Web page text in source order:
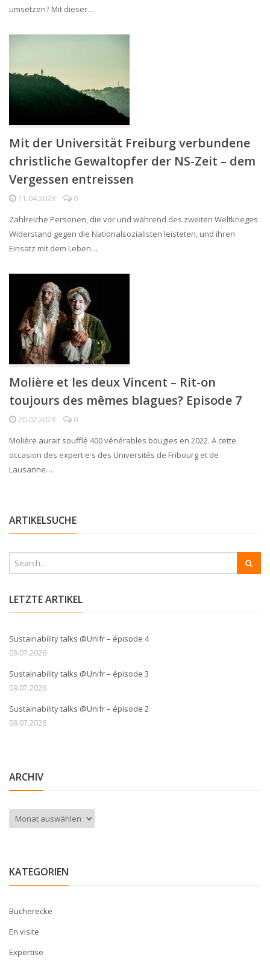
umsetzen? Mit dieser…
Mit der Universität Freiburg verbundene
christliche Gewaltopfer der NS-Zeit – dem
Vergessen entreissen
11.04.2023 0
Zahlreiche Personen, die vor und während des zweiten Weltkrieges
Widerstand gegen die Nationalsozialisten leisteten, und ihren
Einsatz mit dem Leben…
Molière et les deux Vincent – Rit-on
toujours des mêmes blagues? Episode 7
20.02.2023 0
Molière aurait soufflé 400 vénérables bougies en 2022. A cette
occasion des expert·e·s des Universités de Fribourg et de
Lausanne…
ARTIKELSUCHE
LETZTE ARTIKEL
Sustainability talks @Unifr – épisode 4
09.07.2026
Sustainability talks @Unifr – épisode 3
09.07.2026
Sustainability talks @Unifr – épisode 2
09.07.2026
ARCHIV
Archiv
KATEGORIEN
Bücherecke
En visite
Expertise